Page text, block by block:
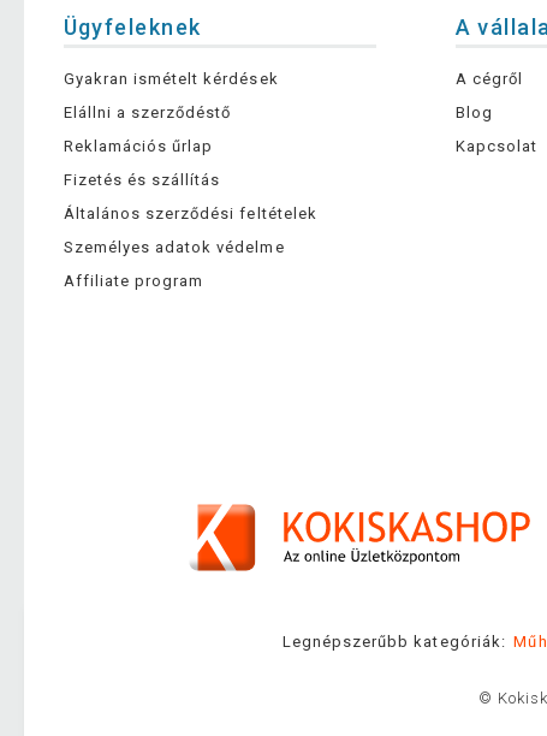
Ügyfeleknek
Gyakran ismételt kérdések
Elállni a szerződéstő
Reklamációs űrlap
Fizetés és szállítás
Általános szerződési feltételek
Személyes adatok védelme
Affiliate program
A
A cégről
Blog
Kapcsolat
Legnépszerűbb kategóriák:
©